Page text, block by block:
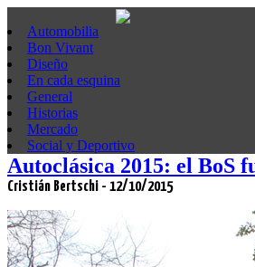
Automobilia
Bon Vivant
Diseño
En cada esquina
General
Historias
Mercado
Social y Deportivo
Autoclásica 2015: el BoS
Cristián Bertschi - 12/10/2015